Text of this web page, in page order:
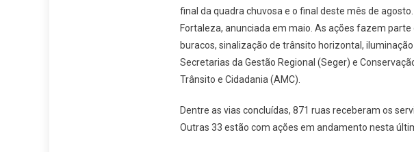
final da quadra chuvosa e o final deste mês de
Fortaleza, anunciada em maio. As ações fazem
buracos, sinalização de trânsito horizontal,
Secretarias da Gestão Regional (Seger) e
Trânsito e Cidadania (AMC).
Dentre as vias concluídas, 871 ruas receberam os
Outras 33 estão com ações em andamento nesta